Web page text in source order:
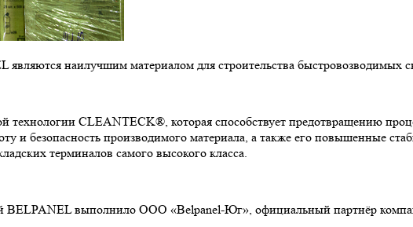
наилучшим материалом для строительства быстровозводимых
CLEANTECK®, которая способствует предотвращению
и безопасность производимого материала, а также его повышенные
терминалов самого высокого класса.
BELPANEL выполнило ООО «Belpanel-Юг», официальный партнёр